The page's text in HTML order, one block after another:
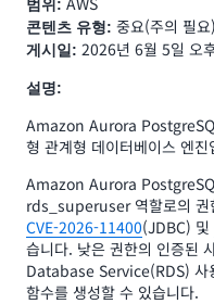
범위:
콘텐츠 유형: 중요(주의 필요)
게시일: 2026년 6월 5일 오
설명:
Amazon Aurora
형 관계형 데이터베이스 엔진
Amazon Aurora
rds_superuser 역할로의 권
CVE-2026-11400(JDBC) 및
습니다. 낮은 권한의 인증된
Database Service(RDS) 사
함수를 생성할 수 있습니다.